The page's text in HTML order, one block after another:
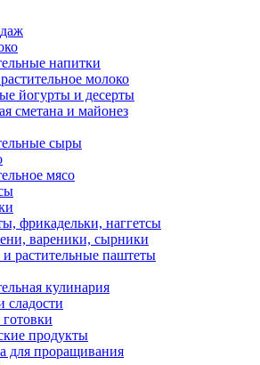
напитки
молоко
йогурты и десерты
сметана и майонез
сыры
мясо
фрикадельки, наггетсы
вареники, сырники
растительные паштеты
кулинария
сладости
продукты
для проращивания